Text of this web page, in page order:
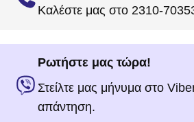
Καλέστε μας στο 2310-
Ρωτήστε μας τώρα!
Στείλτε μας μήνυμα στο
απάντηση.